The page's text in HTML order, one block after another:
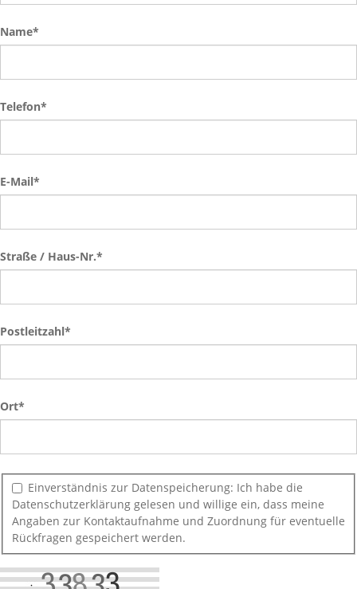
Name*
Telefon*
E-Mail*
Straße / Haus-Nr.*
Postleitzahl*
Ort*
Einverständnis zur Datenspeicherung: Ich habe die
Datenschutzerklärung gelesen und willige ein, dass meine
Angaben zur Kontaktaufnahme und Zuordnung für eventuelle
Rückfragen gespeichert werden.